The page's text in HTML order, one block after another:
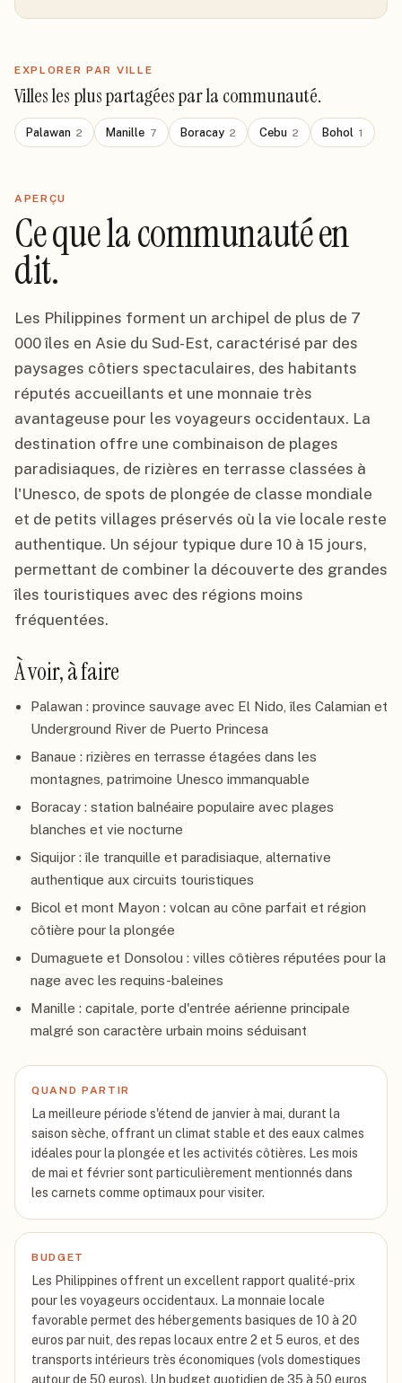
EXPLORER PAR VILLE
Villes les plus partagées par la communauté.
Palawan 2 Manille 7 Boracay 2 Cebu 2 Bohol 1
APERÇU
Ce que la communauté en
dit.
Les Philippines forment un archipel de plus de 7
000 îles en Asie du Sud-Est, caractérisé par des
paysages côtiers spectaculaires, des habitants
réputés accueillants et une monnaie très
avantageuse pour les voyageurs occidentaux. La
destination offre une combinaison de plages
paradisiaques, de rizières en terrasse classées à
l'Unesco, de spots de plongée de classe mondiale
et de petits villages préservés où la vie locale reste
authentique. Un séjour typique dure 10 à 15 jours,
permettant de combiner la découverte des grandes
îles touristiques avec des régions moins
fréquentées.
À voir, à faire
Palawan : province sauvage avec El Nido, îles Calamian et
Underground River de Puerto Princesa
Banaue : rizières en terrasse étagées dans les
montagnes, patrimoine Unesco immanquable
Boracay : station balnéaire populaire avec plages
blanches et vie nocturne
Siquijor : île tranquille et paradisiaque, alternative
authentique aux circuits touristiques
Bicol et mont Mayon : volcan au cône parfait et région
côtière pour la plongée
Dumaguete et Donsolou : villes côtières réputées pour la
nage avec les requins-baleines
Manille : capitale, porte d'entrée aérienne principale
malgré son caractère urbain moins séduisant
QUAND PARTIR
La meilleure période s'étend de janvier à mai, durant la
saison sèche, offrant un climat stable et des eaux calmes
idéales pour la plongée et les activités côtières. Les mois
de mai et février sont particulièrement mentionnés dans
les carnets comme optimaux pour visiter.
BUDGET
Les Philippines offrent un excellent rapport qualité-prix
pour les voyageurs occidentaux. La monnaie locale
favorable permet des hébergements basiques de 10 à 20
euros par nuit, des repas locaux entre 2 et 5 euros, et des
transports intérieurs très économiques (vols domestiques
autour de 50 euros). Un budget quotidien de 35 à 50 euros